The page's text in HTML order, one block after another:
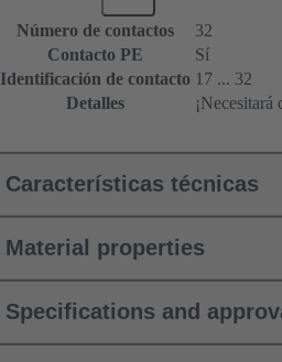
Número de contactos
32
Contacto PE
Sí
Identificación de contacto 17 ... 32
Detalles
Características técnicas
Material properties
Specifications and